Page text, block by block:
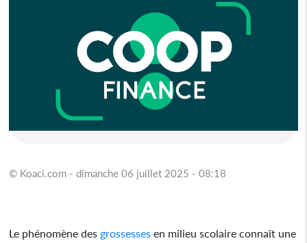
© Koaci.com - dimanche 06 juillet 2025 - 08:18
Le phénomène des grossesses en milieu scolaire connaît une